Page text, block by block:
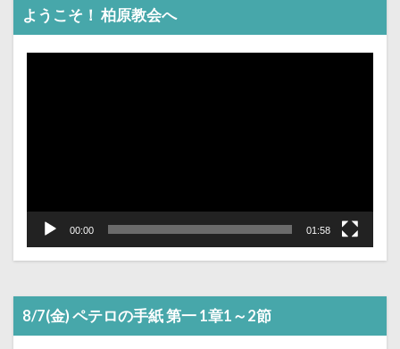
ようこそ！ 柏原教会へ
動
00:00 01:58
8/7(金) ペテロの手紙 第一 1章1～2節